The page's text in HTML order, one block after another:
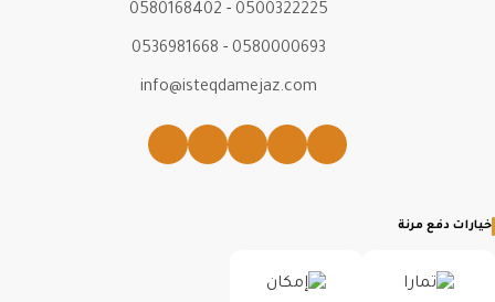
0500322225
-
0580168402
0580000693
-
0536981668
info@isteqdamejaz.com
خيارات دفع مرنة